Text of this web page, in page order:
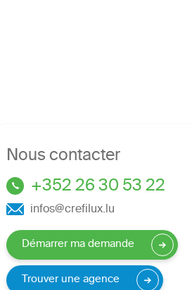
Nous contacter
+352 26 30 53 22
infos@crefilux.lu
Démarrer ma demande
Trouver une agence